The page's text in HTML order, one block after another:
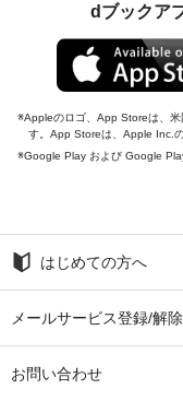
dブックア
Appleのロゴ、App Storeは、
す。App Storeは、Apple Inc.
Google Play および Google
はじめての方へ
メールサービス登録/解除
お問い合わせ